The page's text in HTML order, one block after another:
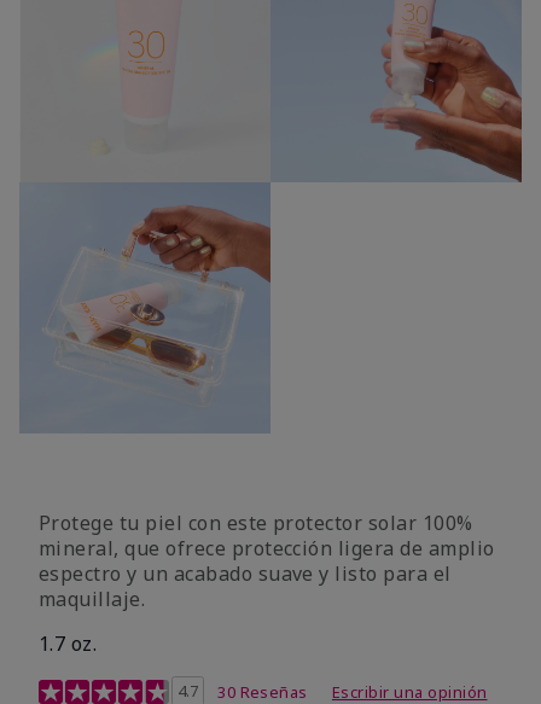
Protege tu piel con este protector solar 100%
mineral, que ofrece protección ligera de amplio
espectro y un acabado suave y listo para el
maquillaje.
1.7 oz.
Calificación de clientes de 5 de 5
4.7 30 Reseñas Escribir una opinión